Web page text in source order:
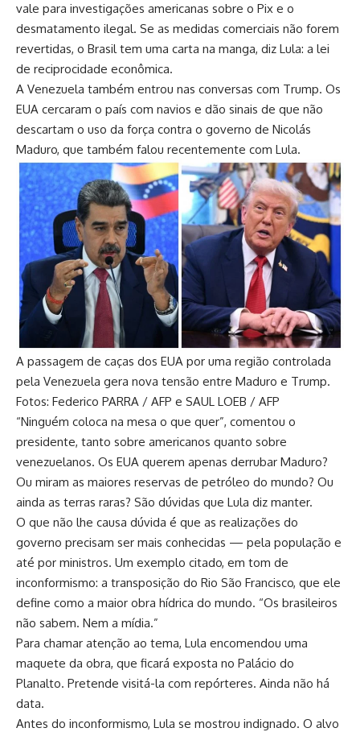
vale para investigações americanas sobre o Pix e o
desmatamento ilegal. Se as medidas comerciais não forem
revertidas, o Brasil tem uma carta na manga, diz Lula: a lei
de reciprocidade econômica.
A Venezuela também entrou nas conversas com Trump. Os
EUA cercaram o país com navios e dão sinais de que não
descartam o uso da força contra o governo de Nicolás
Maduro, que também falou recentemente com Lula.
A passagem de caças dos EUA por uma região controlada
pela Venezuela gera nova tensão entre Maduro e Trump.
Fotos: Federico PARRA / AFP e SAUL LOEB / AFP
“Ninguém coloca na mesa o que quer”, comentou o
presidente, tanto sobre americanos quanto sobre
venezuelanos. Os EUA querem apenas derrubar Maduro?
Ou miram as maiores reservas de petróleo do mundo? Ou
ainda as terras raras? São dúvidas que Lula diz manter.
O que não lhe causa dúvida é que as realizações do
governo precisam ser mais conhecidas — pela população e
até por ministros. Um exemplo citado, em tom de
inconformismo: a transposição do Rio São Francisco, que ele
define como a maior obra hídrica do mundo. “Os brasileiros
não sabem. Nem a mídia.”
Para chamar atenção ao tema, Lula encomendou uma
maquete da obra, que ficará exposta no Palácio do
Planalto. Pretende visitá-la com repórteres. Ainda não há
data.
Antes do inconformismo, Lula se mostrou indignado. O alvo